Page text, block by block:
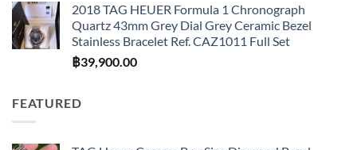
2018 TAG HEUER Formula 1 Chronograph
Quartz 43mm Grey Dial Grey Ceramic Bezel
Stainless Bracelet Ref. CAZ1011 Full Set
฿39,900.00
FEATURED